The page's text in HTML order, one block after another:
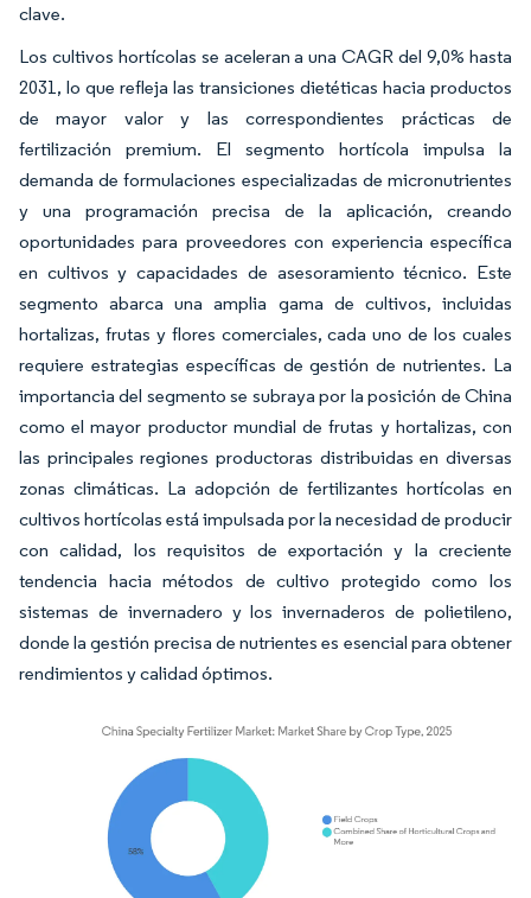
clave.
Los cultivos hortícolas se aceleran a una CAGR del 9,0% hasta
2031, lo que refleja las transiciones dietéticas hacia productos
de mayor valor y las correspondientes prácticas de
fertilización premium. El segmento hortícola impulsa la
demanda de formulaciones especializadas de micronutrientes
y una programación precisa de la aplicación, creando
oportunidades para proveedores con experiencia específica
en cultivos y capacidades de asesoramiento técnico. Este
segmento abarca una amplia gama de cultivos, incluidas
hortalizas, frutas y flores comerciales, cada uno de los cuales
requiere estrategias específicas de gestión de nutrientes. La
importancia del segmento se subraya por la posición de China
como el mayor productor mundial de frutas y hortalizas, con
las principales regiones productoras distribuidas en diversas
zonas climáticas. La adopción de fertilizantes hortícolas en
cultivos hortícolas está impulsada por la necesidad de producir
con calidad, los requisitos de exportación y la creciente
tendencia hacia métodos de cultivo protegido como los
sistemas de invernadero y los invernaderos de polietileno,
donde la gestión precisa de nutrientes es esencial para obtener
rendimientos y calidad óptimos.